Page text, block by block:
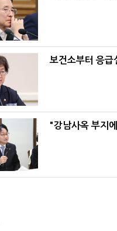
보건소부터 응
"강남사옥 부지